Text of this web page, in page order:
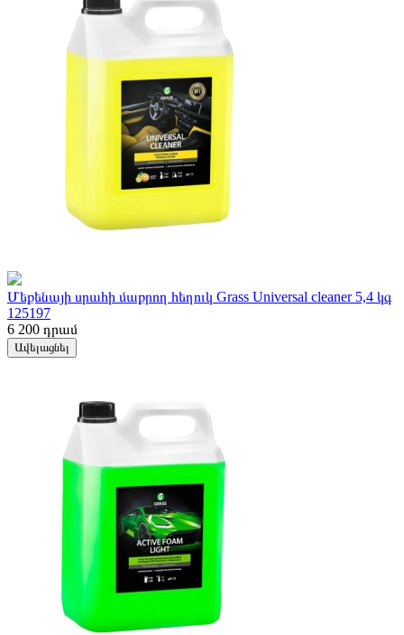
Մեքենայի սրահի մաքրող հեղուկ Grass Universal cleaner 5,4 կգ
125197
6 200 դրամ
Ավելացնել